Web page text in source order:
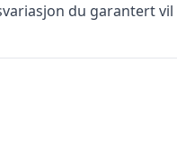
du garantert vil